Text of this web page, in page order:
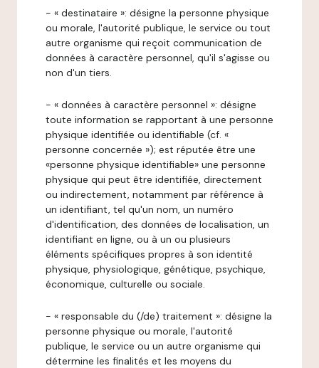
- « destinataire »: désigne la personne physique
ou morale, l'autorité publique, le service ou tout
autre organisme qui reçoit communication de
données à caractère personnel, qu'il s'agisse ou
non d'un tiers.
- « données à caractère personnel »: désigne
toute information se rapportant à une personne
physique identifiée ou identifiable (cf. «
personne concernée »); est réputée être une
«personne physique identifiable» une personne
physique qui peut être identifiée, directement
ou indirectement, notamment par référence à
un identifiant, tel qu'un nom, un numéro
d'identification, des données de localisation, un
identifiant en ligne, ou à un ou plusieurs
éléments spécifiques propres à son identité
physique, physiologique, génétique, psychique,
économique, culturelle ou sociale.
- « responsable du (/de) traitement »: désigne la
personne physique ou morale, l'autorité
publique, le service ou un autre organisme qui
détermine les finalités et les moyens du